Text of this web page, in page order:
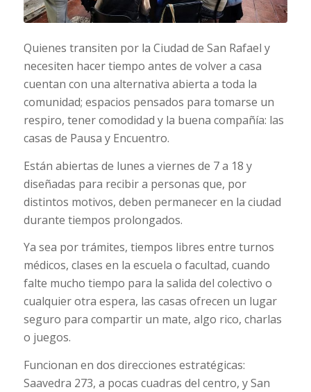
Quienes transiten por la Ciudad de San Rafael y
necesiten hacer tiempo antes de volver a casa
cuentan con una alternativa abierta a toda la
comunidad; espacios pensados para tomarse un
respiro, tener comodidad y la buena compañía: las
casas de Pausa y Encuentro.
Están abiertas de lunes a viernes de 7 a 18 y
diseñadas para recibir a personas que, por
distintos motivos, deben permanecer en la ciudad
durante tiempos prolongados.
Ya sea por trámites, tiempos libres entre turnos
médicos, clases en la escuela o facultad, cuando
falte mucho tiempo para la salida del colectivo o
cualquier otra espera, las casas ofrecen un lugar
seguro para compartir un mate, algo rico, charlas
o juegos.
Funcionan en dos direcciones estratégicas:
Saavedra 273, a pocas cuadras del centro, y San